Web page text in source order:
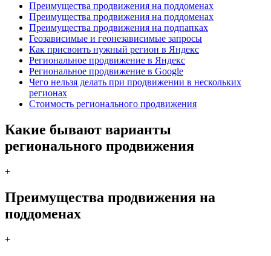
Преимущества продвижения на поддоменах
Преимущества продвижения на поддоменах
Преимущества продвижения на подпапках
Геозависимые и геонезависимые запросы
Как присвоить нужный регион в Яндекс
Региональное продвижение в Яндекс
Региональное продвижение в Google
Чего нельзя делать при продвижении в нескольких
регионах
Стоимость регионального продвижения
Какие бывают варианты
регионального продвижения
+
Преимущества продвижения на
поддоменах
+